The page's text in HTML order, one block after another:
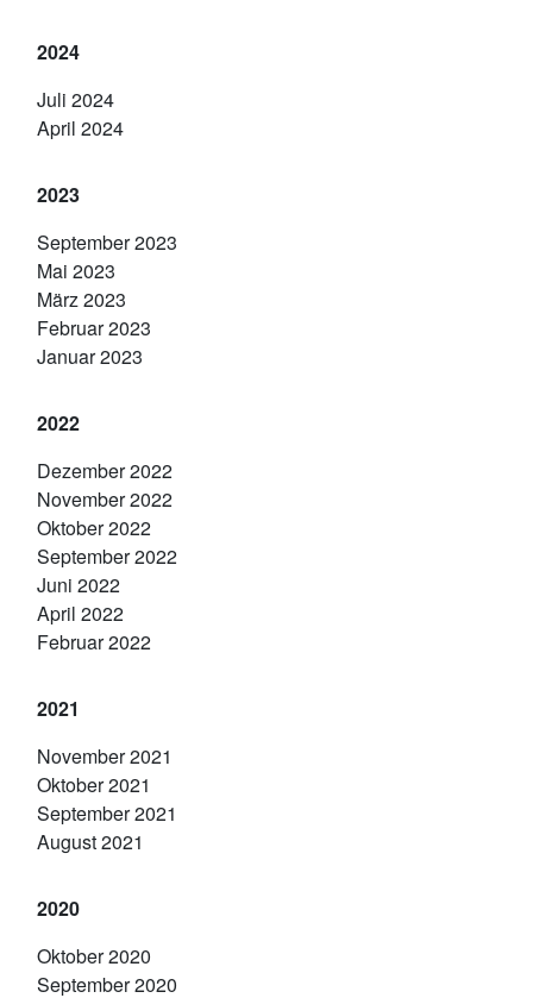
2024
Juli 2024
April 2024
2023
September 2023
Mai 2023
März 2023
Februar 2023
Januar 2023
2022
Dezember 2022
November 2022
Oktober 2022
September 2022
Juni 2022
April 2022
Februar 2022
2021
November 2021
Oktober 2021
September 2021
August 2021
2020
Oktober 2020
September 2020